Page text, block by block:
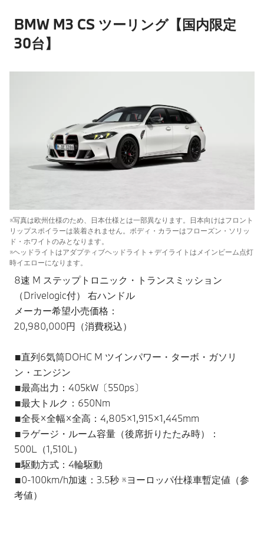
BMW M3 CS ツーリング【国内限定
30台】
※写真は欧州仕様のため、日本仕様とは一部異なります。日本向けはフロント
リップスポイラーは装着されません。ボディ・カラーはフローズン・ソリッ
ド・ホワイトのみとなります。
※ヘッドライトはアダプティブヘッドライト＋デイライトはメインビーム点灯
時イエローになります。
8速 M ステップトロニック・トランスミッション
（Drivelogic付） 右ハンドル
メーカー希望小売価格：
20,980,000円（消費税込）
■直列6気筒DOHC M ツインパワー・ターボ・ガソリ
ン・エンジン
■最高出力：405kW〔550ps〕
■最大トルク：650Nm
■全長×全幅×全高：4,805×1,915×1,445mm
■ラゲージ・ルーム容量（後席折りたたみ時）：
500L（1,510L）
■駆動方式：4輪駆動
■0-100km/h加速：3.5秒 ※ヨーロッパ仕様車暫定値（参
考値）